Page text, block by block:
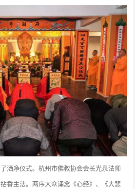
洒净仪式。杭州市佛教协会会长光泉法师
香主法。两序大众诵念《心经》、《大悲